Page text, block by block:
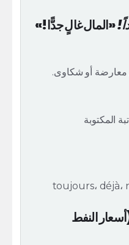
«المال غالٍ جدًّا!»
أو شكاوى.
المكتوبة
النفط